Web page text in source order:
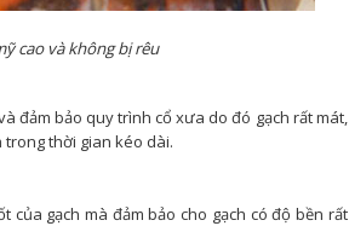
cao và không bị rêu
đảm bảo quy trình cổ xưa do đó gạch rất mát,
thời gian kéo dài.
gạch mà đảm bảo cho gạch có độ bền rất